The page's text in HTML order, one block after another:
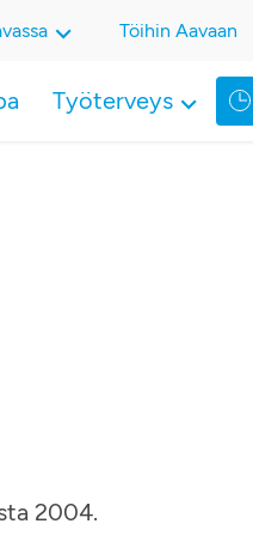
Työterveys
Töihin Aavaan
2004.